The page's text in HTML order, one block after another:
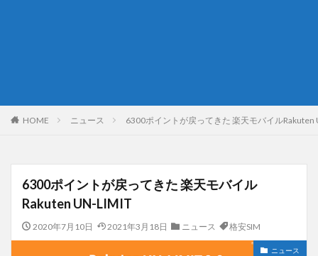
HOME ニュース 6300ポイントが戻ってきた 楽天モバイルRakuten
6300ポイントが戻ってきた 楽天モバイル
Rakuten UN-LIMIT
2020年7月10日 2021年3月18日 ニュース 格安SIM
ニュース